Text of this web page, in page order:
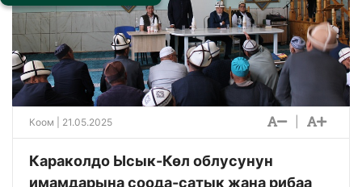
Коом | 21.05.2025
Караколдо Ысык-Көл облусунун
имамдарына соода-сатык жана рибаа